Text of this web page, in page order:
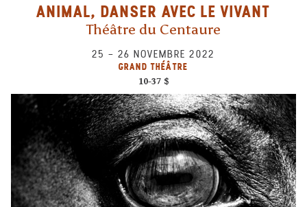
ANIMAL, DANSER AVEC LE VIVANT
Théâtre du Centaure
25 – 26 NOVEMBRE 2022
GRAND THÉÂTRE
10-37 $